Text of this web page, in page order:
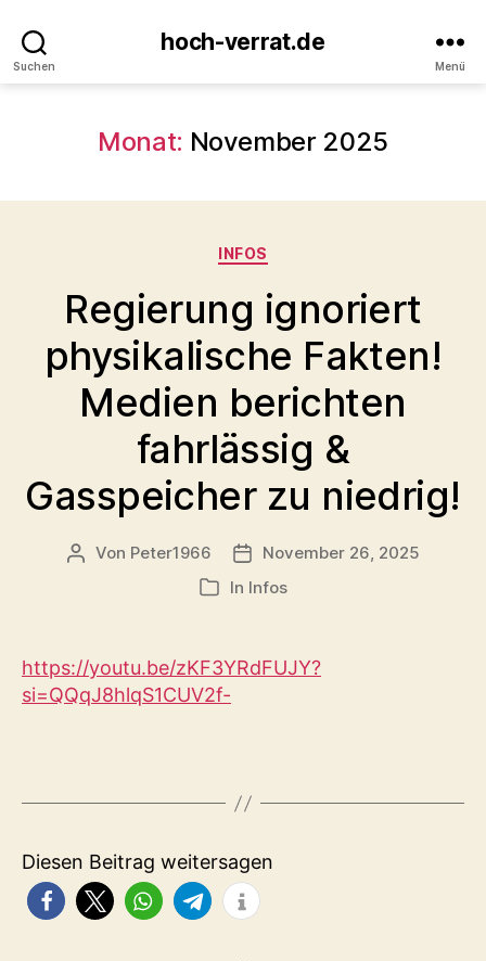
Suchen
hoch-verrat.de
Menü
Monat: November 2025
Kategorien
INFOS
Regierung ignoriert
physikalische Fakten!
Medien berichten
fahrlässig &
Gasspeicher zu niedrig!
Beitragsautor
Von Peter1966 Veröffentlichungsdatum
November 26, 2025
Kategorien
In Infos
https://youtu.be/zKF3YRdFUJY?
si=QQqJ8hlqS1CUV2f-
Diesen Beitrag weitersagen